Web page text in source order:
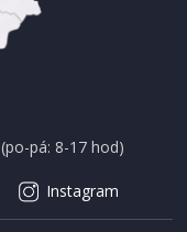
(po-pá: 8-17 hod)
Instagram